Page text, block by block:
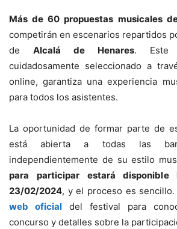
Más de 60 propuestas musicales
competirán en escenarios repartidos
de Alcalá de Henares. Este
cuidadosamente seleccionado a
online, garantiza una experiencia
para todos los asistentes.
La oportunidad de formar parte de
está abierta a todas las
independientemente de su estilo
para participar estará disponible
23/02/2024, y el proceso es
web oficial del festival para
concurso y detalles sobre la